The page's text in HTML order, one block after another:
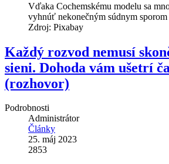
Vďaka Cochemskému modelu sa
vyhnúť nekonečným súdnym sporom
Zdroj: Pixabay
Každý rozvod nemusí
sieni. Dohoda vám ušetrí
(rozhovor)
Podrobnosti
Administrátor
Články
25. máj 2023
2853